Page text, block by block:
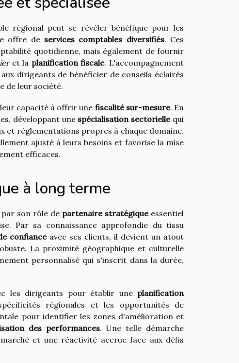
régional peut se révéler bénéfique pour les
offre de services comptables diversifiés. Ces
quotidienne, mais également de fournir
et la planification fiscale. L'accompagnement
dirigeants de bénéficier de conseils éclairés
de leur société.
capacité à offrir une fiscalité sur-mesure. En
développant une spécialisation sectoriellequi
et réglementations propres à chaque domaine.
ajusté à leurs besoins et favorise la mise
efficaces.
à long terme
son rôle de partenaire stratégiqueessentiel
Par sa connaissance approfondie du tissu
confianceavec ses clients, il devient un atout
La proximité géographique et culturelle
personnalisé qui s'inscrit dans la durée,
les dirigeants pour établir une planification
régionales et les opportunités de
pour identifier les zones d'amélioration et
des performances. Une telle démarche
et une réactivité accrue face aux défis